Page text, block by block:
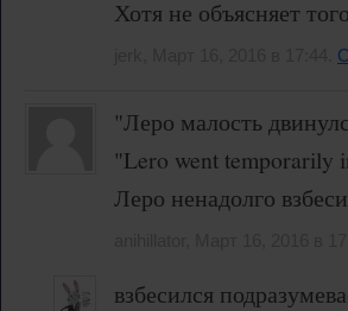
Хотя не объясняет
"Леро малость
"Lero went temporarily
Леро ненадолго
взбесился